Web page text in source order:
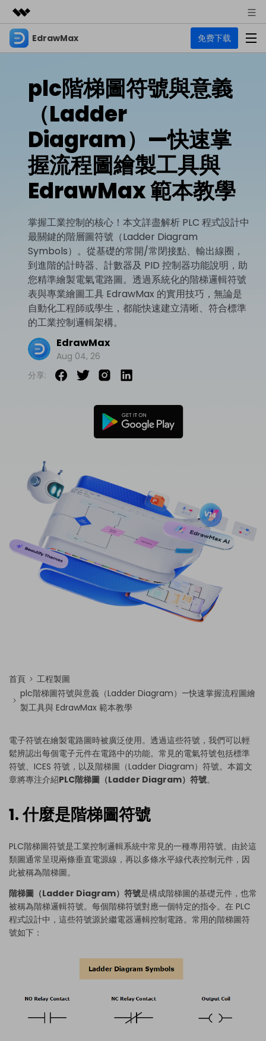
精選產品
關於我們
EdrawMax 免费下载
EdrawMax
多合一圖表軟體
EdrawMind
心智圖與腦力激盪工具
EdrawProj
專業的甘特圖工具
圖表
商業用途
流程圖
技術用途
UML
平面圖
其他用途
Visio替代方案
所有圖表類型>>
資源範本
EdrawMax 社區
文章内容
各種商務圖表範例 >
熱門話題
免費可編輯家族樹範例 >
支援
教程
EdrawMax 教程 > EdrawMind 教程 >
支援中心
支援中心 >
EdrawMax EdrawMind
立即購買 登入
搜索
plc階梯圖符號與意義
（Ladder
Diagram）—快速掌
握流程圖繪製工具與
EdrawMax 範本教學
掌握工業控制的核心！本文詳盡解析 PLC 程式設計中
最關鍵的階層圖符號（Ladder Diagram
Symbols）。從基礎的常開/常閉接點、輸出線圈，
到進階的計時器、計數器及 PID 控制器功能說明，助
您精準繪製電氣電路圖。透過系統化的階梯邏輯符號
表與專業繪圖工具 EdrawMax 的實用技巧，無論是
自動化工程師或學生，都能快速建立清晰、符合標準
的工業控制邏輯架構。
EdrawMax
Aug 04, 26
分享:
首頁
工程製圖
plc階梯圖符號與意義（Ladder Diagram）—快速掌握流程圖繪
製工具與 EdrawMax 範本教學
電子符號在繪製電路圖時被廣泛使用。透過這些符號，我們可以輕
鬆辨認出每個電子元件在電路中的功能。常見的電氣符號包括標準
符號、ICES 符號，以及階梯圖（Ladder Diagram）符號。本篇文
章將專注介紹PLC階梯圖（Ladder Diagram）符號。
1. 什麼是階梯圖符號
PLC階梯圖符號是工業控制邏輯系統中常見的一種專用符號。由於這
類圖通常呈現兩條垂直電源線，再以多條水平線代表控制元件，因
此被稱為階梯圖。
階梯圖（Ladder Diagram）符號是構成階梯圖的基礎元件，也常
被稱為階梯邏輯符號。每個階梯符號對應一個特定的指令。在 PLC
程式設計中，這些符號源於繼電器邏輯控制電路。常用的階梯圖符
號如下：